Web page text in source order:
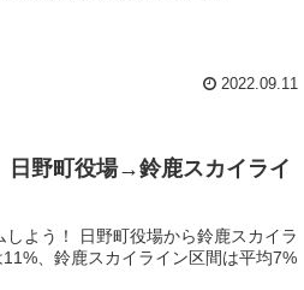
2022.09.11
日野町役場→鈴鹿スカイライ
よう！ 日野町役場から鈴鹿スカイラ
、鈴鹿スカイライン区間は平均7%